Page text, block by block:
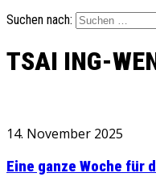
Suchen nach:
TSAI ING-
14. November 2025
Eine ganze Woche für